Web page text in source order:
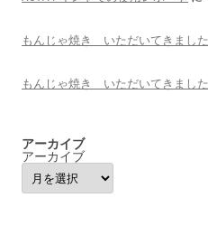
もんじゃ焼き いただいてきました
もんじゃ焼き いただいてきました
アーカイブ
アーカイブ